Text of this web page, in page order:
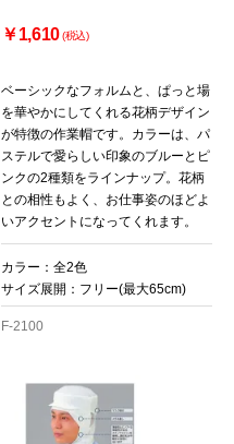
￥1,610(税込)
ベーシックなフォルムと、ぱっと場
を華やかにしてくれる花柄デザイン
が特徴の作業帽です。カラーは、パ
ステルで愛らしい印象のブルーとピ
ンクの2種類をラインナップ。花柄
との相性もよく、お仕事姿のほどよ
いアクセントになってくれます。
カラー：全2色
サイズ展開：フリー(最大65cm)
F-2100